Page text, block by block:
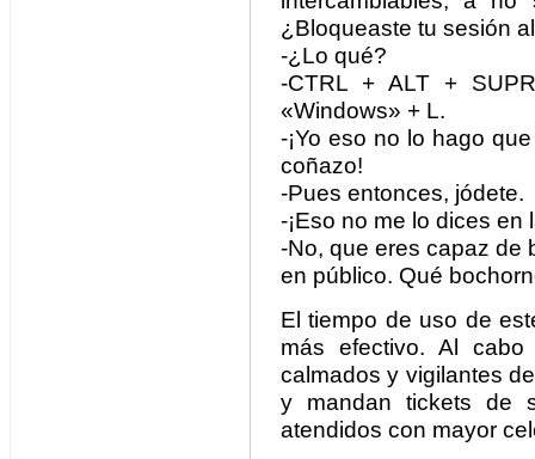
¿Bloqueaste tu sesión
-¿Lo qué?
-CTRL + ALT +
«Windows» + L.
-¡Yo eso no lo hago
coñazo!
-Pues entonces, jódete.
-¡Eso no me lo dices en
-No, que eres capaz de
en público. Qué
El tiempo de uso de
más efectivo. Al
calmados y vigilantes
y mandan tickets de
atendidos con mayor